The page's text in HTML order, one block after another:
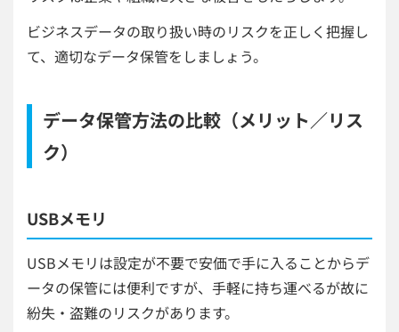
ビジネスデータの取り扱い時のリスクを正しく把握し
て、適切なデータ保管をしましょう。
データ保管方法の比較（メリット／リス
ク）
USBメモリ
USBメモリは設定が不要で安価で手に入ることからデ
ータの保管には便利ですが、手軽に持ち運べるが故に
紛失・盗難のリスクがあります。